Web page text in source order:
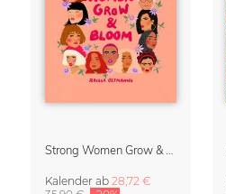
Strong Women Grow & Bloom Kalender 2027
Kalender ab 28,72 €